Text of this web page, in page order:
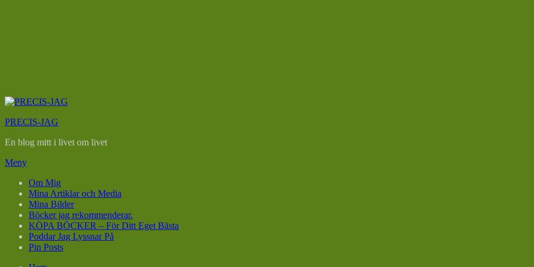
Hoppa
innehåll
PRECIS-JAG
En blog mitt i livet om livet
Meny
Om Mig
Mina Artiklar och Media
Mina Bilder
Böcker jag rekommenderar.
KÖPA BÖCKER – För Ditt Eget Bästa
Poddar Jag Lyssnar På
Pin Posts